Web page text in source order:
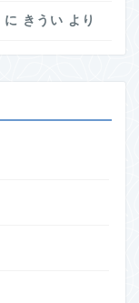
に きうい より